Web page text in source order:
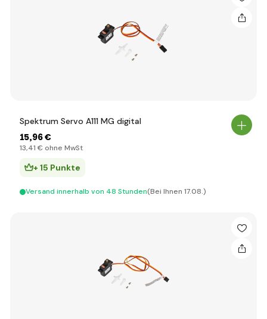
Spektrum Servo A111 MG digital
15,96 €
13,41 € ohne MwSt
+ 15 Punkte
Versand innerhalb von 48 Stunden(Bei Ihnen 17.08.)